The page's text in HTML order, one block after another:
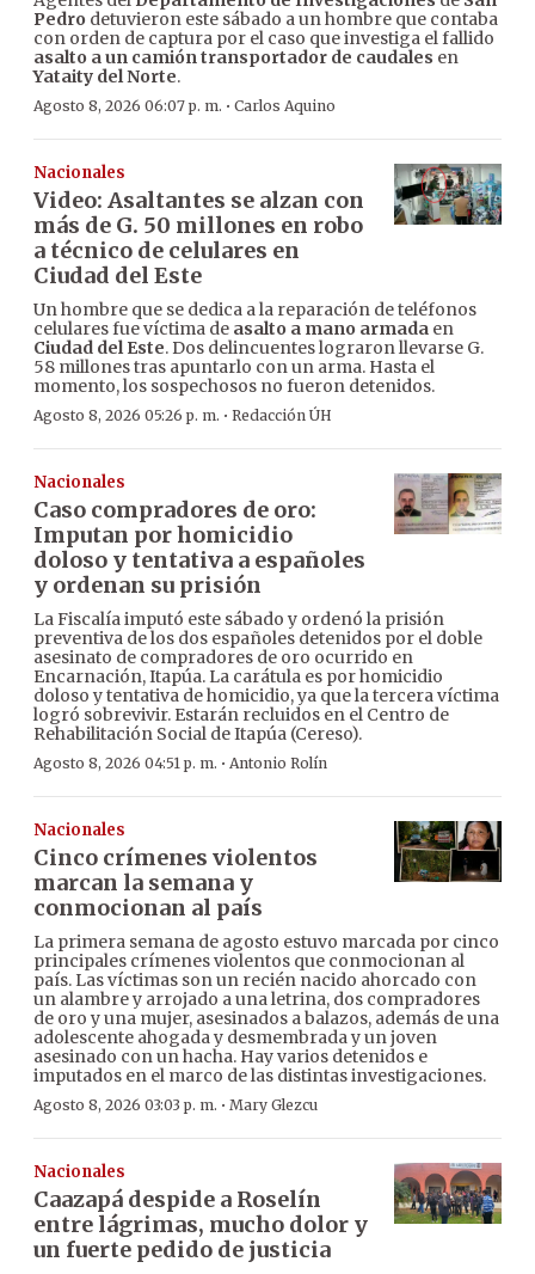
Pedro detuvieron este sábado a un hombre que contaba
con orden de captura por el caso que investiga el fallido
asalto a un camión transportador de caudales en
Yataity del Norte.
Agosto 8, 2026 06:07 p. m. · Carlos Aquino
Nacionales
Video: Asaltantes se alzan con
más de G. 50 millones en robo
a técnico de celulares en
Ciudad del Este
Un hombre que se dedica a la reparación de teléfonos
celulares fue víctima de asalto a mano armada en
Ciudad del Este. Dos delincuentes lograron llevarse G.
58 millones tras apuntarlo con un arma. Hasta el
momento, los sospechosos no fueron detenidos.
Agosto 8, 2026 05:26 p. m. · Redacción ÚH
Nacionales
Caso compradores de oro:
Imputan por homicidio
doloso y tentativa a españoles
y ordenan su prisión
La Fiscalía imputó este sábado y ordenó la prisión
preventiva de los dos españoles detenidos por el doble
asesinato de compradores de oro ocurrido en
Encarnación, Itapúa. La carátula es por homicidio
doloso y tentativa de homicidio, ya que la tercera víctima
logró sobrevivir. Estarán recluidos en el Centro de
Rehabilitación Social de Itapúa (Cereso).
Agosto 8, 2026 04:51 p. m. · Antonio Rolín
Nacionales
Cinco crímenes violentos
marcan la semana y
conmocionan al país
La primera semana de agosto estuvo marcada por cinco
principales crímenes violentos que conmocionan al
país. Las víctimas son un recién nacido ahorcado con
un alambre y arrojado a una letrina, dos compradores
de oro y una mujer, asesinados a balazos, además de una
adolescente ahogada y desmembrada y un joven
asesinado con un hacha. Hay varios detenidos e
imputados en el marco de las distintas investigaciones.
Agosto 8, 2026 03:03 p. m. · Mary Glezcu
Nacionales
Caazapá despide a Roselín
entre lágrimas, mucho dolor y
un fuerte pedido de justicia